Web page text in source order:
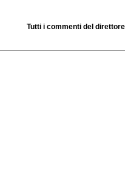
Tutti i commenti del direttore